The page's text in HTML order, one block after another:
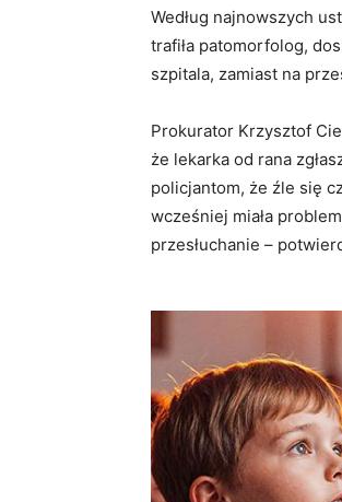
Według najnowszych
trafiła patomorfolog,
szpitala, zamiast na
Prokurator Krzysztof
że lekarka od rana
policjantom, że źle się
wcześniej miała
przesłuchanie –